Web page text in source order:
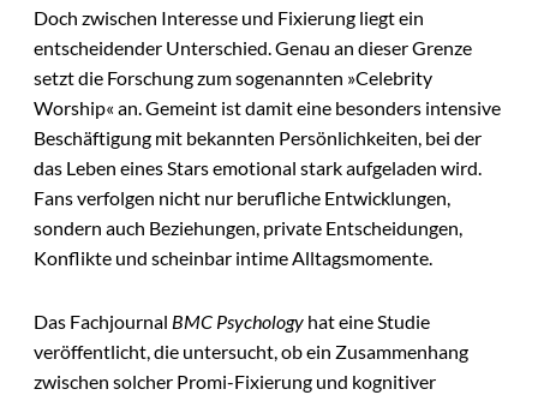
Doch zwischen Interesse und Fixierung liegt ein
entscheidender Unterschied. Genau an dieser Grenze
setzt die Forschung zum sogenannten »Celebrity
Worship« an. Gemeint ist damit eine besonders intensive
Beschäftigung mit bekannten Persönlichkeiten, bei der
das Leben eines Stars emotional stark aufgeladen wird.
Fans verfolgen nicht nur berufliche Entwicklungen,
sondern auch Beziehungen, private Entscheidungen,
Konflikte und scheinbar intime Alltagsmomente.
Das Fachjournal BMC Psychology hat eine Studie
veröffentlicht, die untersucht, ob ein Zusammenhang
zwischen solcher Promi-Fixierung und kognitiver